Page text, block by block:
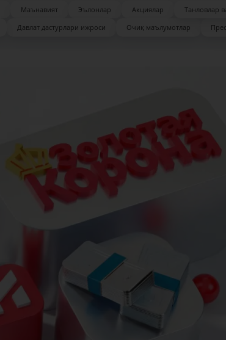
Маънавият Эълонлар Акциялар
Танловлар
Давлат дастурлари ижроси Очиқ маълумотлар